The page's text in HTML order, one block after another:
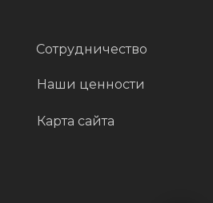
Сотрудничество
Наши ценности
Карта сайта